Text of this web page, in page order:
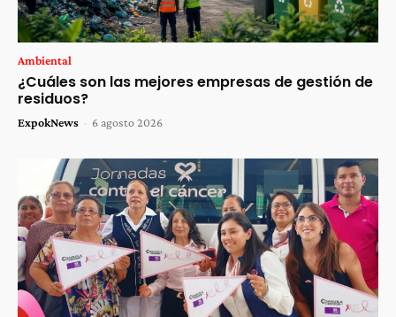
Ambiental
¿Cuáles son las mejores empresas de gestión de
residuos?
ExpokNews - 6 agosto 2026